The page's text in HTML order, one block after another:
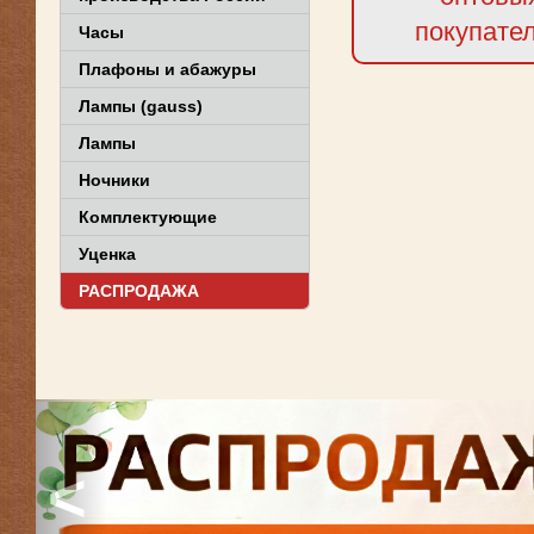
Часы
Плафоны и абажуры
Лампы (gauss)
Лампы
Ночники
Комплектующие
Уценка
РАСПРОДАЖА